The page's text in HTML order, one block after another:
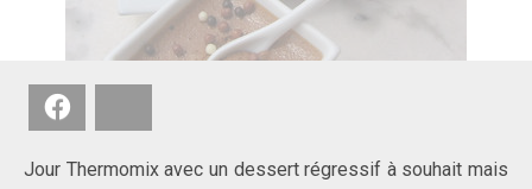
Jour Thermomix avec un dessert régressif à souhait mais